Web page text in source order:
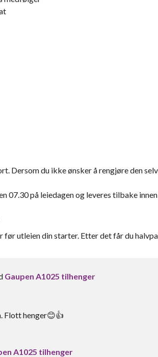
Dersom du ikke ønsker å rengjøre den
07.30 på leiedagen og leveres tilbake
utleien din starter. Etter det får du
Gaupen A1025 tilhenger
Flott henger😊👍
A1025 tilhenger